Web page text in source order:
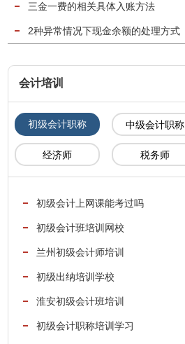
三金一费的相关具体入账方法
2种异常情况下现金余额的处理方式
会计培训
初级会计职称 中级会计职称
经济师 税务师
初级会计上网课能考过吗
初级会计班培训网校
兰州初级会计师培训
初级出纳培训学校
淮安初级会计班培训
初级会计职称培训学习